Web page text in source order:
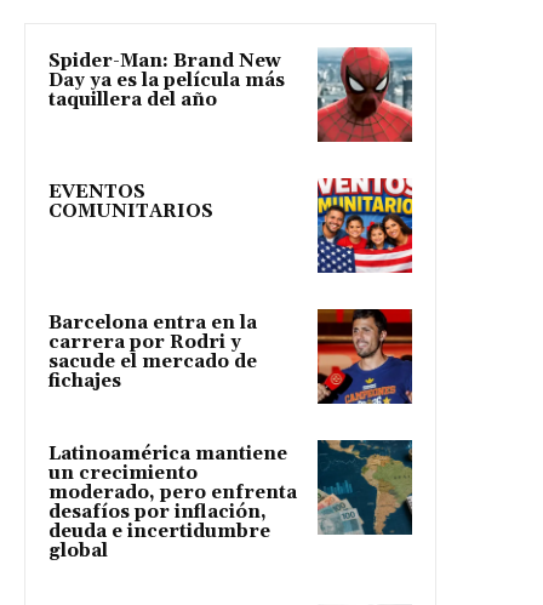
Spider-Man: Brand New
Day ya es la película más
taquillera del año
EVENTOS
COMUNITARIOS
Barcelona entra en la
carrera por Rodri y
sacude el mercado de
fichajes
Latinoamérica mantiene
un crecimiento
moderado, pero enfrenta
desafíos por inflación,
deuda e incertidumbre
global